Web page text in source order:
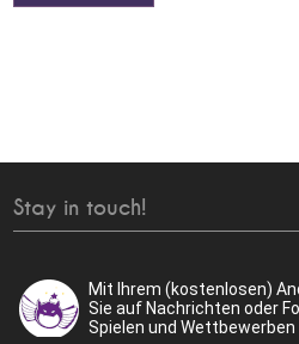
Stay in touch!
Mit Ihrem (kostenlosen)
Sie auf Nachrichten oder
Spielen und Wettbewerben